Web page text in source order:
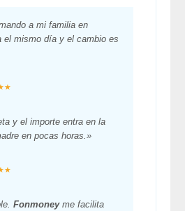
a mi familia en
el mismo día y el cambio es
y el importe entra en la
en pocas horas.»
Fonmoneyme facilita